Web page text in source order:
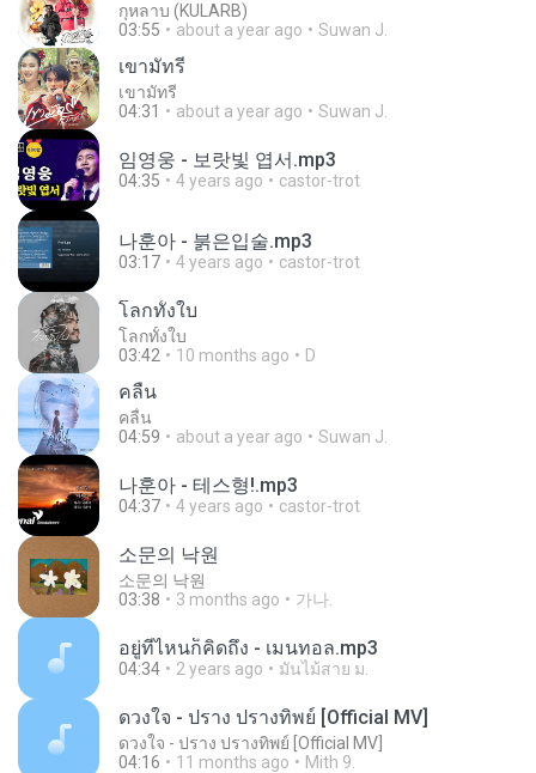
กุหลาบ (KULARB)
03:55
about a year ago Suwan J.
เขามัทรี
เขามัทรี
04:31
about a year ago Suwan J.
임영웅 - 보랏빛 엽서.mp3
04:35 4 years ago castor-trot
나훈아 - 붉은입술.mp3
03:17 4 years ago castor-trot
โลกทั้งใบ
โลกทั้งใบ
03:42
10 months ago D
คลื่น
คลื่น
04:59
about a year ago Suwan J.
나훈아 - 테스형!.mp3
04:37 4 years ago castor-trot
소문의 낙원
소문의 낙원
03:38
3 months ago 가나.
อยู่ที่ไหนก็คิดถึง - เมนทอล.mp3
04:34 2 years ago มันไม้สาย ม.
ดวงใจ - ปราง ปรางทิพย์ [Official MV]
ดวงใจ - ปราง ปรางทิพย์ [Official MV]
04:16
11 months ago Mith 9.